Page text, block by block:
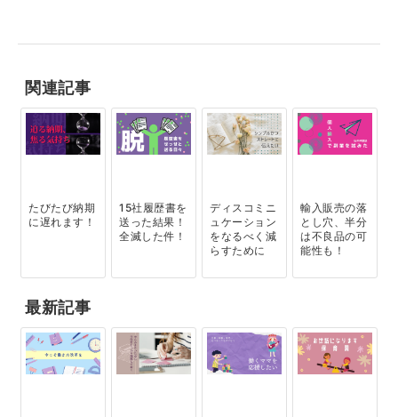
関連記事
たびたび納期
に遅れます！
15社履歴書を
送った結果！
全滅した件！
ディスコミニ
ュケーション
をなるべく減
らすために
輸入販売の落
とし穴、半分
は不良品の可
能性も！
最新記事